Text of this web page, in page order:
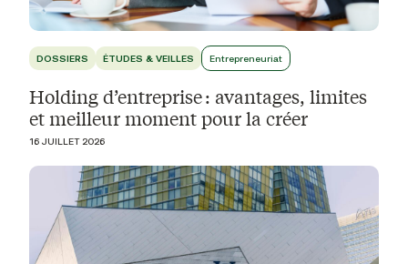
DOSSIERS ÉTUDES & VEILLES Entrepreneuriat
Holding d’entreprise : avantages, limites
et meilleur moment pour la créer
16 JUILLET 2026